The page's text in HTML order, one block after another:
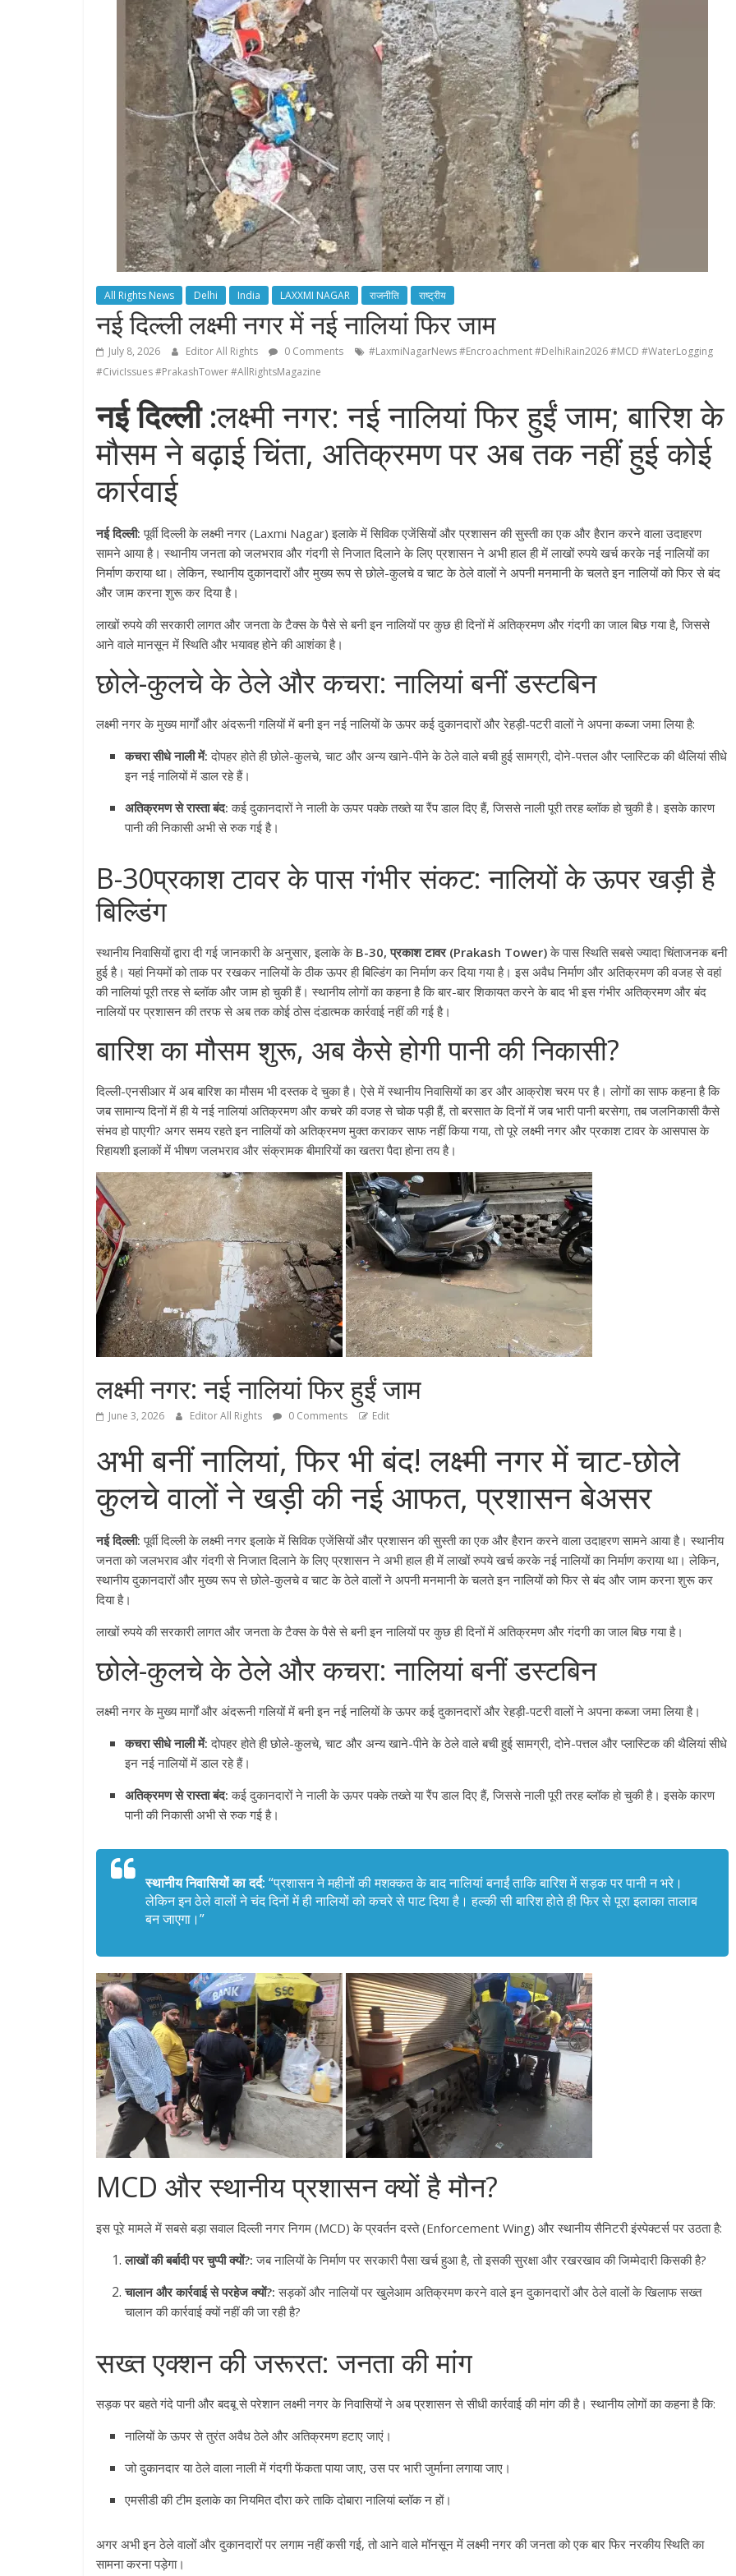
All Rights News Delhi India LAXXMI NAGAR राजनीति राष्ट्रीय
नई दिल्ली लक्ष्मी नगर में नई नालियां फिर जाम
July 8, 2026 Editor All Rights 0 Comments
#LaxmiNagarNews #Encroachment #DelhiRain2026 #MCD #WaterLogging
#CivicIssues #PrakashTower #AllRightsMagazine
नई दिल्ली :लक्ष्मी नगर: नई नालियां फिर हुईं जाम; बारिश के
मौसम ने बढ़ाई चिंता, अतिक्रमण पर अब तक नहीं हुई कोई
कार्रवाई
नई दिल्ली: पूर्वी दिल्ली के लक्ष्मी नगर (Laxmi Nagar) इलाके में सिविक एजेंसियों और प्रशासन की सुस्ती का एक और हैरान करने वाला उदाहरण
सामने आया है। स्थानीय जनता को जलभराव और गंदगी से निजात दिलाने के लिए प्रशासन ने अभी हाल ही में लाखों रुपये खर्च करके नई नालियों का
निर्माण कराया था। लेकिन, स्थानीय दुकानदारों और मुख्य रूप से छोले-कुलचे व चाट के ठेले वालों ने अपनी मनमानी के चलते इन नालियों को फिर से बंद
और जाम करना शुरू कर दिया है।
लाखों रुपये की सरकारी लागत और जनता के टैक्स के पैसे से बनी इन नालियों पर कुछ ही दिनों में अतिक्रमण और गंदगी का जाल बिछ गया है, जिससे
आने वाले मानसून में स्थिति और भयावह होने की आशंका है।
छोले-कुलचे के ठेले और कचरा: नालियां बनीं डस्टबिन
लक्ष्मी नगर के मुख्य मार्गों और अंदरूनी गलियों में बनी इन नई नालियों के ऊपर कई दुकानदारों और रेहड़ी-पटरी वालों ने अपना कब्जा जमा लिया है:
कचरा सीधे नाली में: दोपहर होते ही छोले-कुलचे, चाट और अन्य खाने-पीने के ठेले वाले बची हुई सामग्री, दोने-पत्तल और प्लास्टिक की थैलियां सीधे
इन नई नालियों में डाल रहे हैं।
अतिक्रमण से रास्ता बंद: कई दुकानदारों ने नाली के ऊपर पक्के तख्ते या रैंप डाल दिए हैं, जिससे नाली पूरी तरह ब्लॉक हो चुकी है। इसके कारण
पानी की निकासी अभी से रुक गई है।
B-30प्रकाश टावर के पास गंभीर संकट: नालियों के ऊपर खड़ी है
बिल्डिंग
स्थानीय निवासियों द्वारा दी गई जानकारी के अनुसार, इलाके के B-30, प्रकाश टावर (Prakash Tower)के पास स्थिति सबसे ज्यादा चिंताजनक बनी
हुई है। यहां नियमों को ताक पर रखकर नालियों के ठीक ऊपर ही बिल्डिंग का निर्माण कर दिया गया है। इस अवैध निर्माण और अतिक्रमण की वजह से वहां
की नालियां पूरी तरह से ब्लॉक और जाम हो चुकी हैं। स्थानीय लोगों का कहना है कि बार-बार शिकायत करने के बाद भी इस गंभीर अतिक्रमण और बंद
नालियों पर प्रशासन की तरफ से अब तक कोई ठोस दंडात्मक कार्रवाई नहीं की गई है।
बारिश का मौसम शुरू, अब कैसे होगी पानी की निकासी?
दिल्ली-एनसीआर में अब बारिश का मौसम भी दस्तक दे चुका है। ऐसे में स्थानीय निवासियों का डर और आक्रोश चरम पर है। लोगों का साफ कहना है कि
जब सामान्य दिनों में ही ये नई नालियां अतिक्रमण और कचरे की वजह से चोक पड़ी हैं, तो बरसात के दिनों में जब भारी पानी बरसेगा, तब जलनिकासी कैसे
संभव हो पाएगी? अगर समय रहते इन नालियों को अतिक्रमण मुक्त कराकर साफ नहीं किया गया, तो पूरे लक्ष्मी नगर और प्रकाश टावर के आसपास के
रिहायशी इलाकों में भीषण जलभराव और संक्रामक बीमारियों का खतरा पैदा होना तय है।
लक्ष्मी नगर: नई नालियां फिर हुईं जाम
June 3, 2026 Editor All Rights 0 Comments Edit
अभी बनीं नालियां, फिर भी बंद! लक्ष्मी नगर में चाट-छोले
कुलचे वालों ने खड़ी की नई आफत, प्रशासन बेअसर
नई दिल्ली: पूर्वी दिल्ली के लक्ष्मी नगर इलाके में सिविक एजेंसियों और प्रशासन की सुस्ती का एक और हैरान करने वाला उदाहरण सामने आया है। स्थानीय
जनता को जलभराव और गंदगी से निजात दिलाने के लिए प्रशासन ने अभी हाल ही में लाखों रुपये खर्च करके नई नालियों का निर्माण कराया था। लेकिन,
स्थानीय दुकानदारों और मुख्य रूप से छोले-कुलचे व चाट के ठेले वालों ने अपनी मनमानी के चलते इन नालियों को फिर से बंद और जाम करना शुरू कर
दिया है।
लाखों रुपये की सरकारी लागत और जनता के टैक्स के पैसे से बनी इन नालियों पर कुछ ही दिनों में अतिक्रमण और गंदगी का जाल बिछ गया है।
छोले-कुलचे के ठेले और कचरा: नालियां बनीं डस्टबिन
लक्ष्मी नगर के मुख्य मार्गों और अंदरूनी गलियों में बनी इन नई नालियों के ऊपर कई दुकानदारों और रेहड़ी-पटरी वालों ने अपना कब्जा जमा लिया है।
कचरा सीधे नाली में: दोपहर होते ही छोले-कुलचे, चाट और अन्य खाने-पीने के ठेले वाले बची हुई सामग्री, दोने-पत्तल और प्लास्टिक की थैलियां सीधे
इन नई नालियों में डाल रहे हैं।
अतिक्रमण से रास्ता बंद: कई दुकानदारों ने नाली के ऊपर पक्के तख्ते या रैंप डाल दिए हैं, जिससे नाली पूरी तरह ब्लॉक हो चुकी है। इसके कारण
पानी की निकासी अभी से रुक गई है।
स्थानीय निवासियों का दर्द: “प्रशासन ने महीनों की मशक्कत के बाद नालियां बनाईं ताकि बारिश में सड़क पर पानी न भरे।
लेकिन इन ठेले वालों ने चंद दिनों में ही नालियों को कचरे से पाट दिया है। हल्की सी बारिश होते ही फिर से पूरा इलाका तालाब
बन जाएगा।”
MCD और स्थानीय प्रशासन क्यों है मौन?
इस पूरे मामले में सबसे बड़ा सवाल दिल्ली नगर निगम (MCD) के प्रवर्तन दस्ते (Enforcement Wing) और स्थानीय सैनिटरी इंस्पेक्टर्स पर उठता है:
लाखों की बर्बादी पर चुप्पी क्यों?: जब नालियों के निर्माण पर सरकारी पैसा खर्च हुआ है, तो इसकी सुरक्षा और रखरखाव की जिम्मेदारी किसकी है?
चालान और कार्रवाई से परहेज क्यों?: सड़कों और नालियों पर खुलेआम अतिक्रमण करने वाले इन दुकानदारों और ठेले वालों के खिलाफ सख्त
चालान की कार्रवाई क्यों नहीं की जा रही है?
सख्त एक्शन की जरूरत: जनता की मांग
सड़क पर बहते गंदे पानी और बदबू से परेशान लक्ष्मी नगर के निवासियों ने अब प्रशासन से सीधी कार्रवाई की मांग की है। स्थानीय लोगों का कहना है कि:
नालियों के ऊपर से तुरंत अवैध ठेले और अतिक्रमण हटाए जाएं।
जो दुकानदार या ठेले वाला नाली में गंदगी फेंकता पाया जाए, उस पर भारी जुर्माना लगाया जाए।
एमसीडी की टीम इलाके का नियमित दौरा करे ताकि दोबारा नालियां ब्लॉक न हों।
अगर अभी इन ठेले वालों और दुकानदारों पर लगाम नहीं कसी गई, तो आने वाले मॉनसून में लक्ष्मी नगर की जनता को एक बार फिर नरकीय स्थिति का
सामना करना पड़ेगा।
All Rights News
Pradesh
राजनीति
समाजवादी पार्टी ने किया महंगाई के
खिलाफ प्रदर्शन